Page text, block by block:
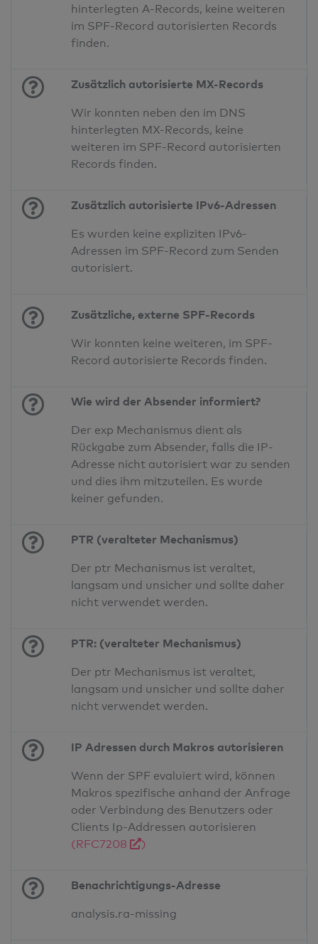
hinterlegten A-Records, keine weiteren
im SPF-Record autorisierten Records
finden.
Zusätzlich autorisierte MX-Records
Wir konnten neben den im DNS
hinterlegten MX-Records, keine
weiteren im SPF-Record autorisierten
Records finden.
Zusätzlich autorisierte IPv6-Adressen
Es wurden keine expliziten IPv6-
Adressen im SPF-Record zum Senden
autorisiert.
Zusätzliche, externe SPF-Records
Wir konnten keine weiteren, im SPF-
Record autorisierte Records finden.
Wie wird der Absender informiert?
Der exp Mechanismus dient als
Rückgabe zum Absender, falls die IP-
Adresse nicht autorisiert war zu senden
und dies ihm mitzuteilen. Es wurde
keiner gefunden.
PTR (veralteter Mechanismus)
Der ptr Mechanismus ist veraltet,
langsam und unsicher und sollte daher
nicht verwendet werden.
PTR: (veralteter Mechanismus)
Der ptr Mechanismus ist veraltet,
langsam und unsicher und sollte daher
nicht verwendet werden.
IP Adressen durch Makros autorisieren
Wenn der SPF evaluiert wird, können
Makros spezifische anhand der Anfrage
oder Verbindung des Benutzers oder
Clients Ip-Addressen autorisieren
(RFC7208
)
Benachrichtigungs-Adresse
analysis.ra-missing